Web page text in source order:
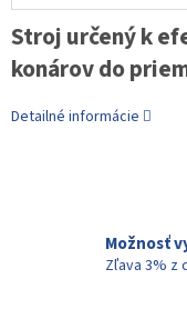
Stroj určený k
konárov do
Detailné informácie
Možnosť
Zľava 3% z